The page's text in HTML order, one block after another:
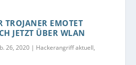
TROJANER EMOTET
JETZT ÜBER WLAN
26, 2020 | Hackerangriff aktuell,